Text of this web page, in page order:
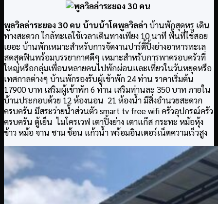
พูลวิลล่าระยอง 30 คน บ้านน้าโตพูลวิลล่าบ้านพักสุดหรู เดิน
ทางสะดวก ใกล้ทะเลใช้เวลาเดินทางเพียง 10 นาที พื้นที่ใช้สอย
เยอะ บ้านพักเหมาะสำหรับการจัดงานปาร์ตี้ปิ้งย่างอาหารทะเล
สดสุดฟินพร้อมบรรยากาศดีๆ เหมาะสำหรับการพาครอบครัวที่
ใหญ่หรือกลุ่มเพื่อนหลายคนไปพักผ่อนและเที่ยวในวันหยุดหรือ
เทศกาลต่างๆ บ้านพักรองรับผู้เข้าพัก 24 ท่าน ราคาเริ่มต้น
17900 บาท เสริมผู้เข้าพัก 6 ท่าน เสริมท่านละ 350 บาท ภายใน
บ้านประกอบด้วย 12 ห้องนอน 21 ห้องน้ำ มีสิ่งอำนวยสะดวก
ครบครัน มีสระว่ายน้ำส่วนตัว smart tv free wifi ครัวอุปกรณ์ครัว
ครบครัน ตู้เย็น ไมโครเวฟ เตาปิ้งย่าง เตาแก๊ส กระทะ หม้อหุ้ง
ข้าว หม้อ จาน ชาม ช้อน แก้วน้ำ พร้อมอินเตอร์เน็ตความเร็วสูง